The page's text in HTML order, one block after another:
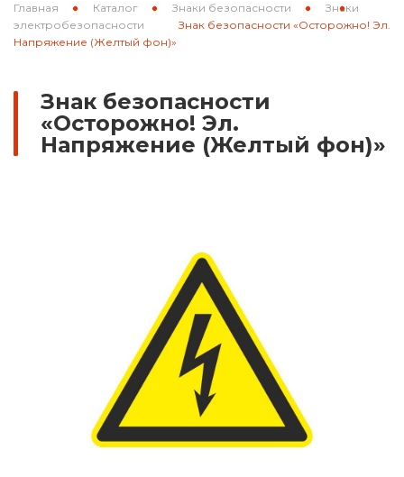
Каркасные знаки
Паспорта объектов (щиты для
национальных проектов)
Дорожные знаки с внутренней подсветкой
Заградительные светодиодные знаки
Передвижные заградительные знаки
Опоры дорожных знаков (Стойки)
Крепления для дорожных знаков (Хомуты)
Главная Каталог Знаки безопасности
Знаки
электробезопасности
Знак безопасности «Осторожно! Эл.
Напряжение (Желтый фон)»
Знак безопасности
«Осторожно! Эл.
Напряжение (Желтый фон)»